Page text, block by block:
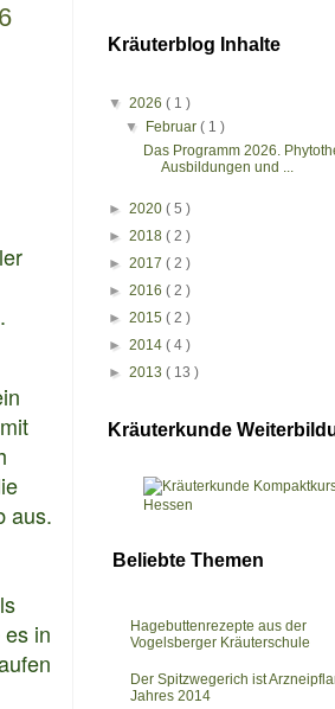
aus.
in
Kräuterblog Inhalte
▼ 2026 ( 1 )
▼
Februar( 1 )
Das Programm 2026.
Ausbildungen und ...
► 2020 ( 5 )
► 2018 ( 2 )
► 2017 ( 2 )
► 2016 ( 2 )
► 2015 ( 2 )
► 2014 ( 4 )
► 2013 ( 13 )
Kräuterkunde
Beliebte Themen
Hagebuttenrezepte aus der
Vogelsberger Kräuterschule
Der Spitzwegerich ist
Jahres 2014